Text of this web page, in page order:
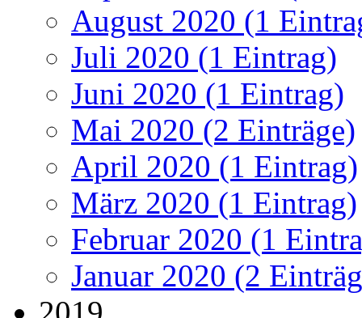
August 2020 (1
Juli 2020 (1 Eintrag)
Juni 2020 (1 Eintrag)
Mai 2020 (2 Einträge)
April 2020 (1 Eintrag)
März 2020 (1 Eintrag)
Februar 2020 (1
Januar 2020 (2